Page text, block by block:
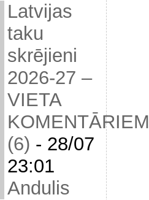
Latvijas
taku
skrējieni
2026-27 –
VIETA
KOMENTĀRIEM
(6) - 28/07
23:01
Andulis